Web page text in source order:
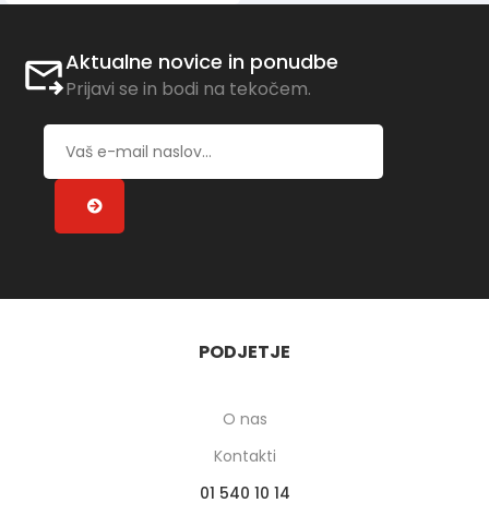
Aktualne novice in ponudbe
Prijavi se in bodi na tekočem.
PODJETJE
O nas
Kontakti
01 540 10 14